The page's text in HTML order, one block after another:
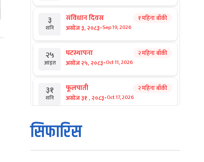
३
शनि
संविधान दिवस
असोज ३, २०८३-Sep 19, 2026
१ महिना बाँकी
२५
आइत
घटस्थापना
असोज २५, २०८३-Oct 11, 2026
२ महिना बाँकी
३१
शनि
फूलपाती
असोज ३१ , २०८३-Oct 17, 2026
२ महिना बाँकी
१
आइत
कार्तिक सङ्क्रान्ति
कार्तिक १, २०८३
सिफारिस